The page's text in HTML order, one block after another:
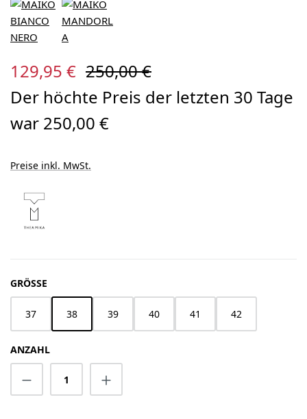
Verkaufspreis:
129,95 € Regulärer Preis:
250,00 €
Der höchte Preis der letzten 30 Tage
war 250,00 €
Preise inkl. MwSt.
GRÖSSE
37 38 39 40 41 42
ANZAHL
Produkt Anzahl: Gib den gewünschten